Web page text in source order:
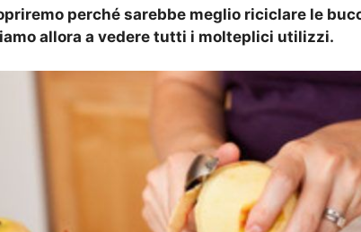
perché sarebbe meglio riciclare le
allora a vedere tutti i molteplici utilizzi.